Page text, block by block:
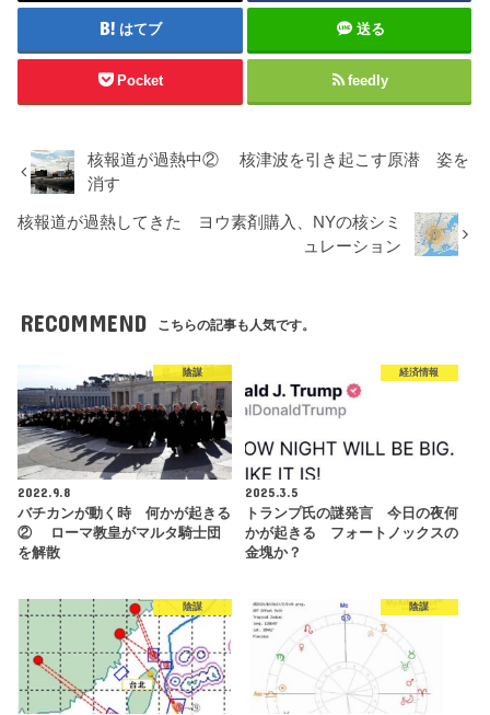
はてブ 送る
Pocket feedly
核報道が過熱中② 核津波を引き起こす原潜 姿を
消す
核報道が過熱してきた ヨウ素剤購入、NYの核シミ
ュレーション
RECOMMEND こちらの記事も人気です。
陰謀
2022.9.8
バチカンが動く時 何かが起きる
② ローマ教皇がマルタ騎士団
を解散
経済情報
2025.3.5
トランプ氏の謎発言 今日の夜何
かが起きる フォートノックスの
金塊か？
陰謀 陰謀